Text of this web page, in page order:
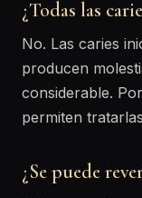
¿Todas las
No. Las caries
producen
considerable.
permiten
¿Se puede